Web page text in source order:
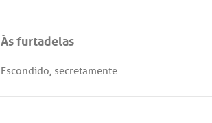
Às furtadelas
Escondido, secretamente.